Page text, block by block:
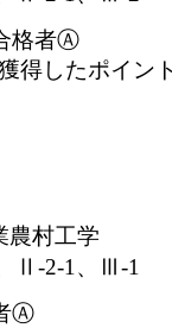
格者Ⓐ
したポイン
村工学
2-1、Ⅲ-1
Ⓐ